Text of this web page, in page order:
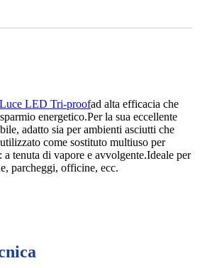
Luce LED Tri-proofad alta efficacia che
energetico.Per la sua eccellente
adatto sia per ambienti asciutti che
come sostituto multiuso per
a tenuta di vapore e avvolgente.Ideale per
parcheggi, officine, ecc.